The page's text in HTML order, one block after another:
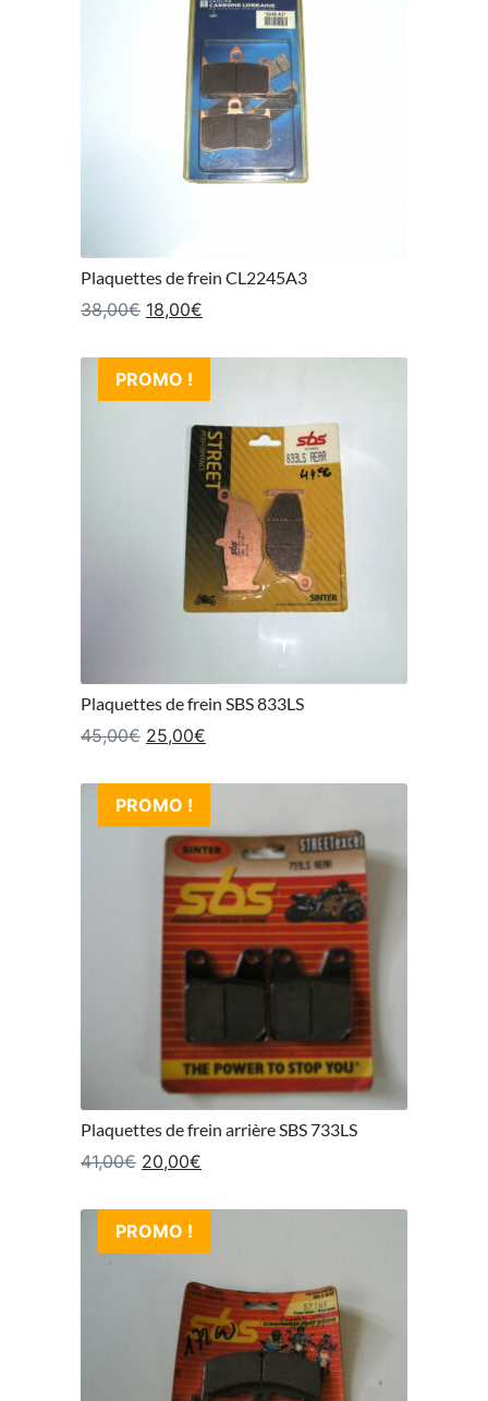
Plaquettes de frein CL2245A3
38,00€ Le prix initial était : 38,00€.
18,00€
PROMO !
Plaquettes de frein SBS 833LS
45,00€ Le prix initial était : 45,00€.
25,00€
PROMO !
Plaquettes de frein arrière SBS 733LS
41,00€ Le prix initial était : 41,00€.
20,00€
PROMO !